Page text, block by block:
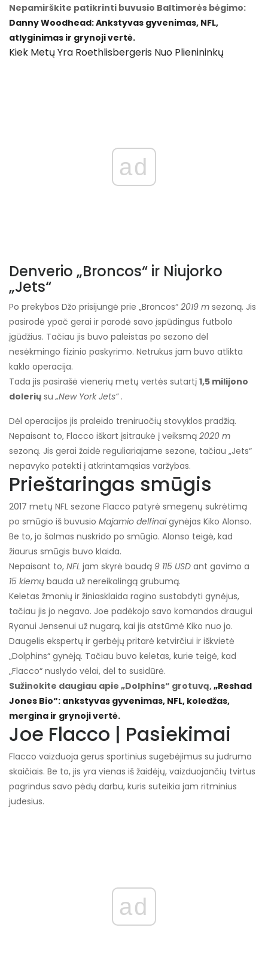
Nepamirškite patikrinti buvusio Baltimorės bėgimo:
Danny Woodhead: Ankstyvas gyvenimas, NFL,
atlyginimas ir grynoji vertė.
Kiek Metų Yra Roethlisbergeris Nuo Plienininkų
ad
Denverio „Broncos“ ir Niujorko
„Jets“
Po prekybos Džo prisijungė prie „Broncos“ 2019 m sezoną. Jis
pasirodė ypač gerai ir parodė savo įspūdingus futbolo
įgūdžius. Tačiau jis buvo paleistas po sezono dėl
nesėkmingo fizinio paskyrimo. Netrukus jam buvo atlikta
kaklo operacija.
Tada jis pasirašė vienerių metų vertės sutartį 1,5 milijono
dolerių su„New York Jets“.
Dėl operacijos jis praleido treniruočių stovyklos pradžią.
Nepaisant to, Flacco iškart įsitraukė į veiksmą 2020 m
sezoną. Jis gerai žaidė reguliariajame sezone, tačiau „Jets“
nepavyko patekti į atkrintamąsias varžybas.
Prieštaringas smūgis
2017 metų NFL sezone Flacco patyrė smegenų sukrėtimą
po smūgio iš buvusio Majamio delfinai gynėjas Kiko Alonso.
Be to, jo šalmas nuskrido po smūgio. Alonso teigė, kad
žiaurus smūgis buvo klaida.
Nepaisant to, NFL jam skyrė baudą 9 115 USD ant gavimo a
15 kiemų bauda už nereikalingą grubumą.
Keletas žmonių ir žiniasklaida ragino sustabdyti gynėjus,
tačiau jis jo negavo. Joe padėkojo savo komandos draugui
Ryanui Jensenui už nugarą, kai jis atstūmė Kiko nuo jo.
Daugelis ekspertų ir gerbėjų pritarė ketvirčiui ir iškvietė
„Dolphins“ gynėją. Tačiau buvo keletas, kurie teigė, kad
„Flacco“ nuslydo vėlai, dėl to susidūrė.
Sužinokite daugiau apie „Dolphins“ grotuvą,„Reshad
Jones Bio“: ankstyvas gyvenimas, NFL, koledžas,
mergina ir grynoji vertė.
Joe Flacco | Pasiekimai
Flacco vaizduoja gerus sportinius sugebėjimus su judrumo
skaičiais. Be to, jis yra vienas iš žaidėjų, vaizduojančių tvirtus
pagrindus savo pėdų darbu, kuris suteikia jam ritminius
judesius.
ad